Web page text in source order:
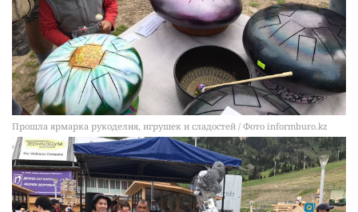
Прошла ярмарка рукоделия, игрушек и сладостей / Фото informburo.kz